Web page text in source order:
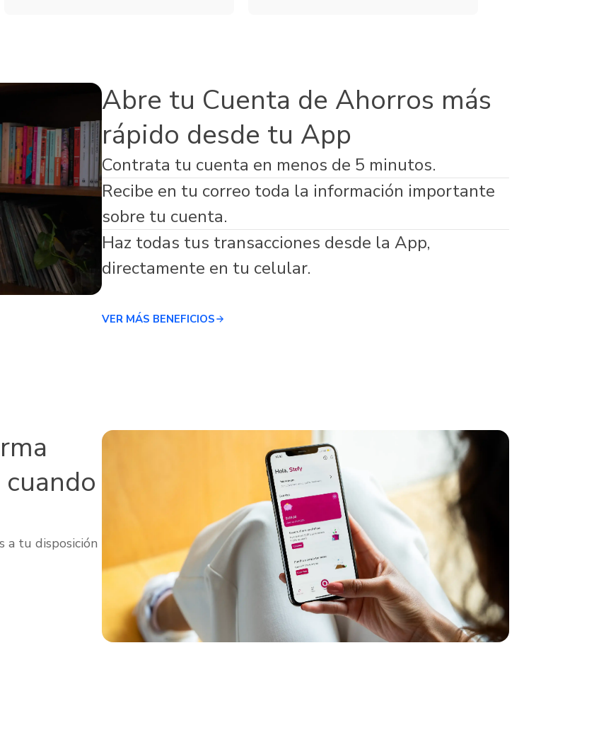
por Banco Guayaquil
Abre tu Cuenta de Ahorros más
rápido desde tu App
Contrata tu cuenta en menos de 5 minutos.
Recibe en tu correo toda la información importante
sobre tu cuenta.
Haz todas tus transacciones desde la App,
directamente en tu celular.
VER MÁS BENEFICIOS
a tu disposición